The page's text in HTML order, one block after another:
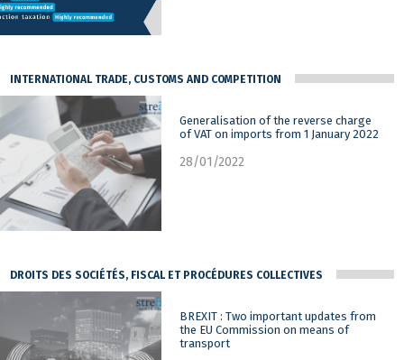
INTERNATIONAL TRADE, CUSTOMS AND COMPETITION
Generalisation of the reverse charge
of VAT on imports from 1 January 2022
28/01/2022
DROITS DES SOCIÉTÉS, FISCAL ET PROCÉDURES COLLECTIVES
BREXIT : Two important updates from
the EU Commission on means of
transport